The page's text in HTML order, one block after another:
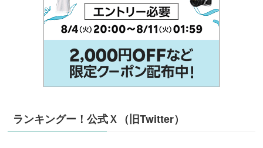
ランキングー！公式Ｘ（旧Twitter）